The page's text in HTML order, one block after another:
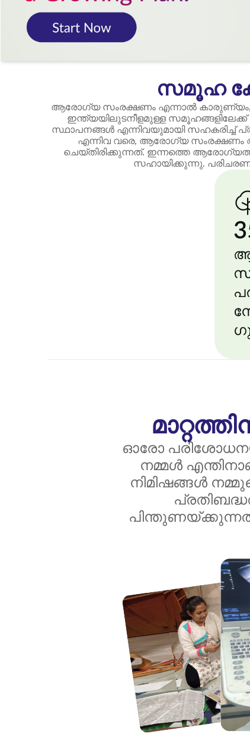
സമൂഹ
ആരോഗ്യ സംരക്ഷണം എന്നാൽ കാരുണ്യം,
ഇന്ത്യയിലുടനീളമുള്ള
സ്ഥാപനങ്ങൾ എന്നിവയുമായി സഹകരിച്ച്
എന്നിവ വരെ, ആരോഗ്യ സംരക്ഷണം
ചെയ്തിരിക്കുന്നത്. ഇന്നത്തെ
സഹായിക്കുന്നു.
ഓരോ
നമ്മൾ
നിമിഷങ്ങൾ